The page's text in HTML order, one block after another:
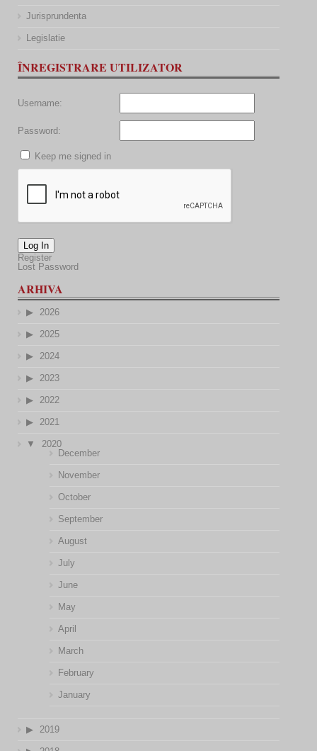
Jurisprundenta
Legislatie
ÎNREGISTRARE UTILIZATOR
Username:
Password:
Keep me signed in
Log In
Register
Lost Password
ARHIVA
2026
2025
2024
2023
2022
2021
2020
December
November
October
September
August
July
June
May
April
March
February
January
2019